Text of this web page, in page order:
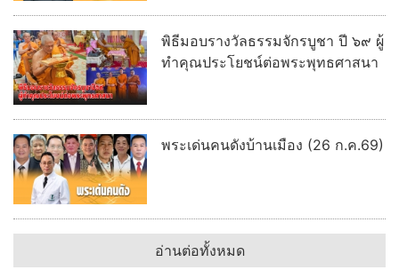
พิธีมอบรางวัลธรรมจักรบูชา ปี ๖๙ ผู้
ทำคุณประโยชน์ต่อพระพุทธศาสนา
พระเด่นคนดังบ้านเมือง (26 ก.ค.69)
อ่านต่อทั้งหมด